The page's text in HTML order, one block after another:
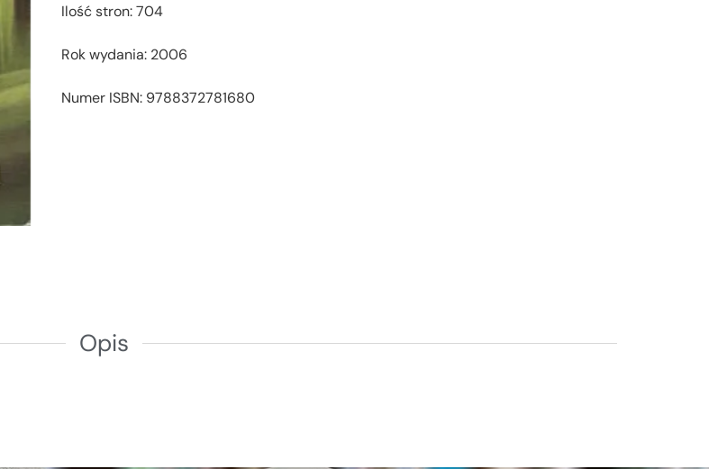
Ilość stron: 704
Rok wydania: 2006
Numer ISBN: 9788372781680
Opis